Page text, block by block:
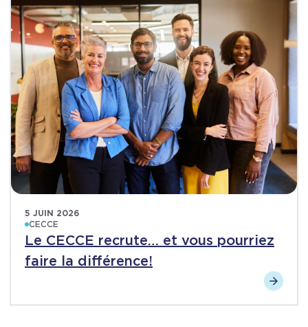
5 JUIN 2026
CECCE
Le CECCE recrute… et vous pourriez
faire la différence!